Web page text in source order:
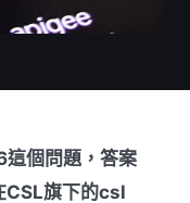
個問題，答案
CSL旗下的csl